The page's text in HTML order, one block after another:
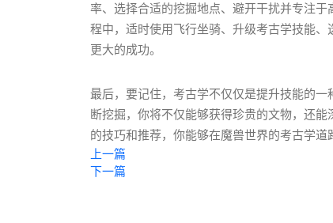
率、选择合适的挖掘地点、避开干扰并专注
程中，适时使用飞行坐骑、升级考古学技能
更大的成功。
最后，要记住，考古学不仅仅是提升技能的
断挖掘，你将不仅能够获得珍贵的文物，还
的技巧和推荐，你能够在魔兽世界的考古学道
上一篇
下一篇